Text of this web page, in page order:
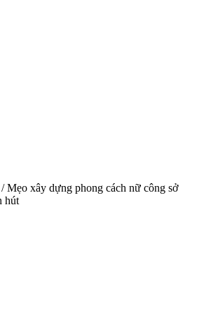
/ Mẹo xây dựng phong cách nữ công sở
hút